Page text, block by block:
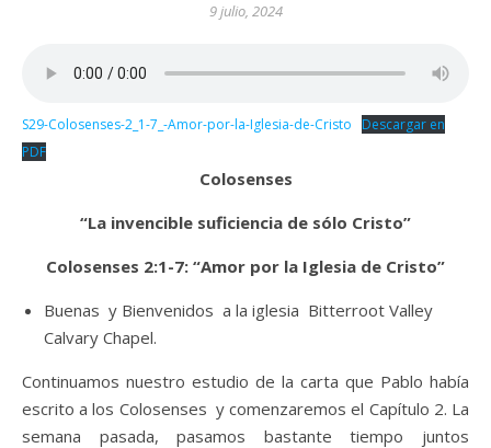
9 julio, 2024
S29-Colosenses-2_1-7_-Amor-por-la-Iglesia-de-Cristo
Descargar en
PDF
Colosenses
“La invencible suficiencia de sólo Cristo”
Colosenses 2:1-7: “Amor por la Iglesia de Cristo”
Buenas y Bienvenidos a la iglesia Bitterroot Valley
Calvary Chapel.
Continuamos nuestro estudio de la carta que Pablo había
escrito a los Colosenses y comenzaremos el Capítulo 2. La
semana pasada, pasamos bastante tiempo juntos